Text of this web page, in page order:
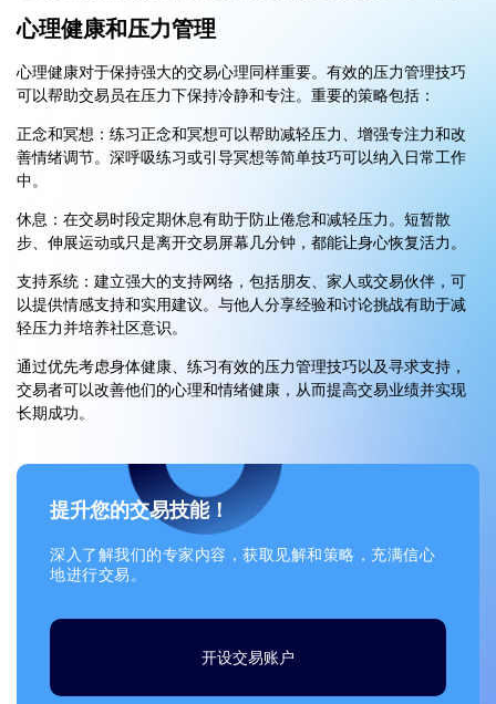
心理健康和压力管理
心理健康对于保持强大的交易心理同样重要。有效的压力管理技巧
可以帮助交易员在压力下保持冷静和专注。重要的策略包括：
正念和冥想：练习正念和冥想可以帮助减轻压力、增强专注力和改
善情绪调节。深呼吸练习或引导冥想等简单技巧可以纳入日常工作
中。
休息：在交易时段定期休息有助于防止倦怠和减轻压力。短暂散
步、伸展运动或只是离开交易屏幕几分钟，都能让身心恢复活力。
支持系统：建立强大的支持网络，包括朋友、家人或交易伙伴，可
以提供情感支持和实用建议。与他人分享经验和讨论挑战有助于减
轻压力并培养社区意识。
通过优先考虑身体健康、练习有效的压力管理技巧以及寻求支持，
交易者可以改善他们的心理和情绪健康，从而提高交易业绩并实现
长期成功。
提升您的交易技能！
深入了解我们的专家内容，获取见解和策略，充满信心
地进行交易。
开设交易账户